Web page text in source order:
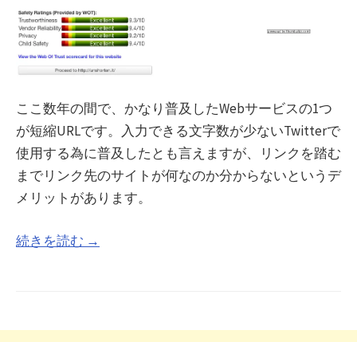
ここ数年の間で、かなり普及したWebサービスの1つ
が短縮URLです。入力できる文字数が少ないTwitterで
使用する為に普及したとも言えますが、リンクを踏む
までリンク先のサイトが何なのか分からないというデ
メリットがあります。
続きを読む →